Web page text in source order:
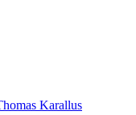
Karallus